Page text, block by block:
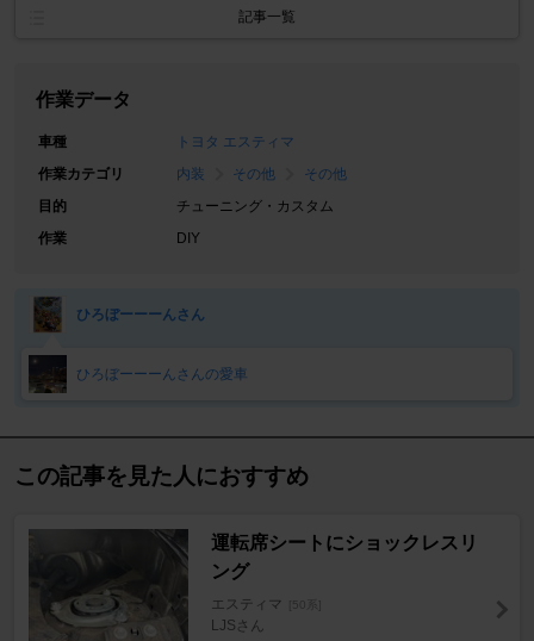
記事一覧
作業データ
車種
トヨタ エスティマ
作業カテゴリ
内装 その他
その他
目的
チューニング・カスタム
作業
DIY
ひろぼーーーんさん
ひろぼーーーんさんの愛車
この記事を見た人におすすめ
運転席シートにショックレスリ
ング
エスティマ [50系]
LJSさん